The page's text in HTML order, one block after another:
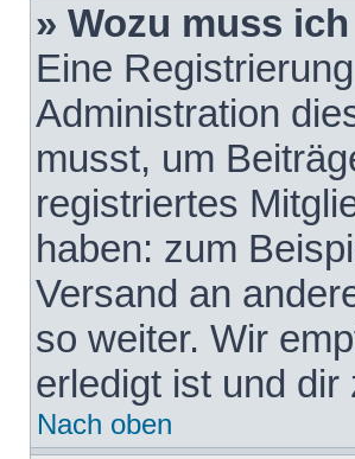
» Wozu muss
Eine
Administration
musst, um
registriertes
haben: zum
Versand an
so weiter. Wir
erledigt ist und dir
Nach oben